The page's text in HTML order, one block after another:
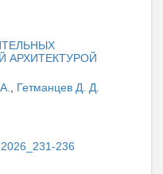
АРХИТЕКТУРОЙ
Гетманцев Д. Д.
236